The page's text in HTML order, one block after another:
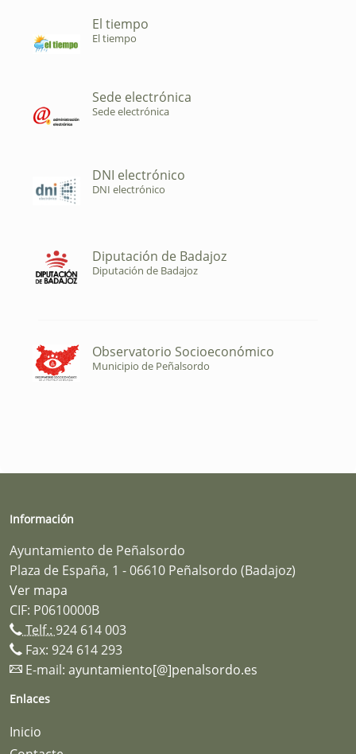
El tiempo
El tiempo
Sede electrónica
Sede electrónica
DNI electrónico
DNI electrónico
Diputación de Badajoz
Diputación de Badajoz
Observatorio Socioeconómico
Municipio de Peñalsordo
Información
Ayuntamiento de Peñalsordo
Plaza de España, 1 - 06610 Peñalsordo (Badajoz)
Ver mapa
CIF: P0610000B
Telf.: 924 614 003
Fax: 924 614 293
E-mail: ayuntamiento[@]penalsordo.es
Enlaces
Inicio